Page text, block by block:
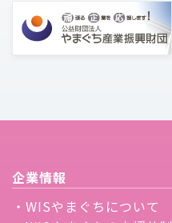
企業情報
・WISやまぐちについて